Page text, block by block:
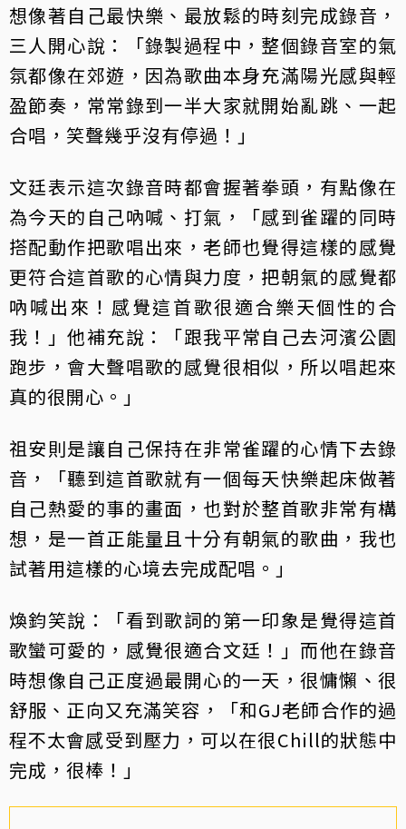
想像著自己最快樂、最放鬆的時刻完成錄音，
三人開心說：「錄製過程中，整個錄音室的氣
氛都像在郊遊，因為歌曲本身充滿陽光感與輕
盈節奏，常常錄到一半大家就開始亂跳、一起
合唱，笑聲幾乎沒有停過！」
文廷表示這次錄音時都會握著拳頭，有點像在
為今天的自己吶喊、打氣，「感到雀躍的同時
搭配動作把歌唱出來，老師也覺得這樣的感覺
更符合這首歌的心情與力度，把朝氣的感覺都
吶喊出來！感覺這首歌很適合樂天個性的合
我！」他補充說：「跟我平常自己去河濱公園
跑步，會大聲唱歌的感覺很相似，所以唱起來
真的很開心。」
祖安則是讓自己保持在非常雀躍的心情下去錄
音，「聽到這首歌就有一個每天快樂起床做著
自己熱愛的事的畫面，也對於整首歌非常有構
想，是一首正能量且十分有朝氣的歌曲，我也
試著用這樣的心境去完成配唱。」
煥鈞笑說：「看到歌詞的第一印象是覺得這首
歌蠻可愛的，感覺很適合文廷！」而他在錄音
時想像自己正度過最開心的一天，很慵懶、很
舒服、正向又充滿笑容，「和GJ老師合作的過
程不太會感受到壓力，可以在很Chill的狀態中
完成，很棒！」